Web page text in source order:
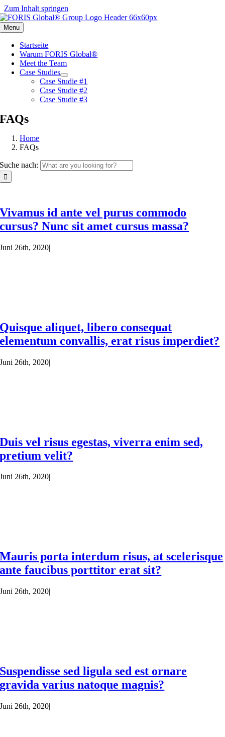
Zum Inhalt springen
Menu
Startseite
Warum FORIS Global®
Meet the Team
Case Studies
Case Studie #1
Case Studie #2
Case Studie #3
FAQs
Home
FAQs
Suche nach:
Vivamus id ante vel purus commodo
cursus? Nunc sit amet cursus massa?
Juni 26th, 2020|
Quisque aliquet, libero consequat
elementum convallis, erat risus imperdiet?
Juni 26th, 2020|
Duis vel risus egestas, viverra enim sed,
pretium velit?
Juni 26th, 2020|
Mauris porta interdum risus, at scelerisque
ante faucibus porttitor erat sit?
Juni 26th, 2020|
Suspendisse sed ligula sed est ornare
gravida varius natoque magnis?
Juni 26th, 2020|